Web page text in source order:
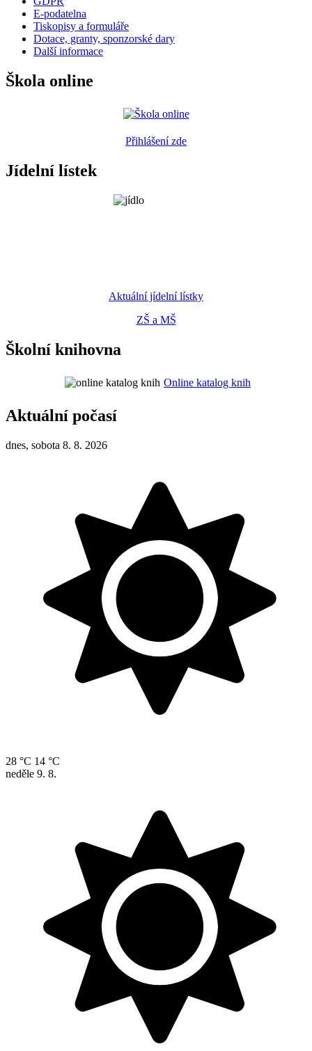
E-podatelna
Tiskopisy a formuláře
Dotace, granty, sponzorské dary
Další informace
Škola online
Přihlášení zde
Jídelní lístek
Aktuální jídelní lístky
ZŠ a MŠ
Školní knihovna
Online katalog knih
Aktuální počasí
dnes, sobota 8. 8. 2026
28 °C 14 °C
neděle 9. 8.